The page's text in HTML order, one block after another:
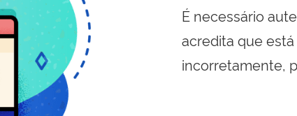
É necessário
acredita que
incorretamente,